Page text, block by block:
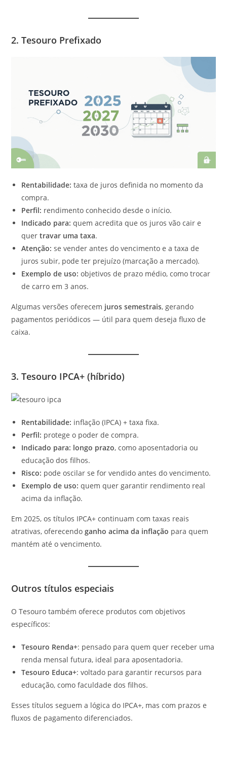
2. Tesouro Prefixado
Rentabilidade: taxa de juros definida no momento da
compra.
Perfil: rendimento conhecido desde o início.
Indicado para: quem acredita que os juros vão cair e
quertravar uma taxa.
Atenção: se vender antes do vencimento e a taxa de
juros subir, pode ter prejuízo (marcação a mercado).
Exemplo de uso: objetivos de prazo médio, como trocar
de carro em 3 anos.
Algumas versões oferecem juros semestrais, gerando
pagamentos periódicos — útil para quem deseja fluxo de
caixa.
3. Tesouro IPCA+ (híbrido)
Rentabilidade: inflação (IPCA) + taxa fixa.
Perfil: protege o poder de compra.
Indicado para: longo prazo, como aposentadoria ou
educação dos filhos.
Risco: pode oscilar se for vendido antes do vencimento.
Exemplo de uso: quem quer garantir rendimento real
acima da inflação.
Em 2025, os títulos IPCA+ continuam com taxas reais
atrativas, oferecendoganho acima da inflação para quem
mantém até o vencimento.
Outros títulos especiais
O Tesouro também oferece produtos com objetivos
específicos:
Tesouro Renda+: pensado para quem quer receber uma
renda mensal futura, ideal para aposentadoria.
Tesouro Educa+: voltado para garantir recursos para
educação, como faculdade dos filhos.
Esses títulos seguem a lógica do IPCA+, mas com prazos e
fluxos de pagamento diferenciados.